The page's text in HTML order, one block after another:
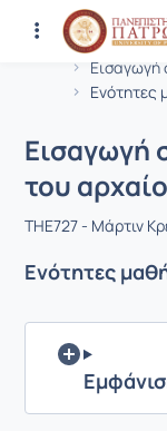
Αρχική
Εισαγωγή
Ενότητες
Μάθημα :
Κωδικός :
Εισαγωγή
του
THE727 - Μάρτιν
Ενότητες